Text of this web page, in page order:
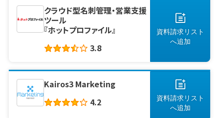
クラウド型名刺管理・営業支援
ツール
『ホットプロファイル』
3.8
資料請求リスト
へ追加
Kairos3 Marketing
4.2
資料請求リスト
へ追加